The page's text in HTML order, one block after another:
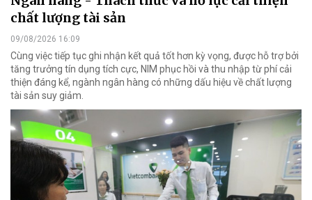
chất lượng tài sản
09/08/2026 16:09
Cùng việc tiếp tục ghi nhận kết quả tốt hơn kỳ vọng, được hỗ trợ bởi
tăng trưởng tín dụng tích cực, NIM phục hồi và thu nhập từ phí cải
thiện đáng kể, ngành ngân hàng có những dấu hiệu về chất lượng
tài sản suy giảm.